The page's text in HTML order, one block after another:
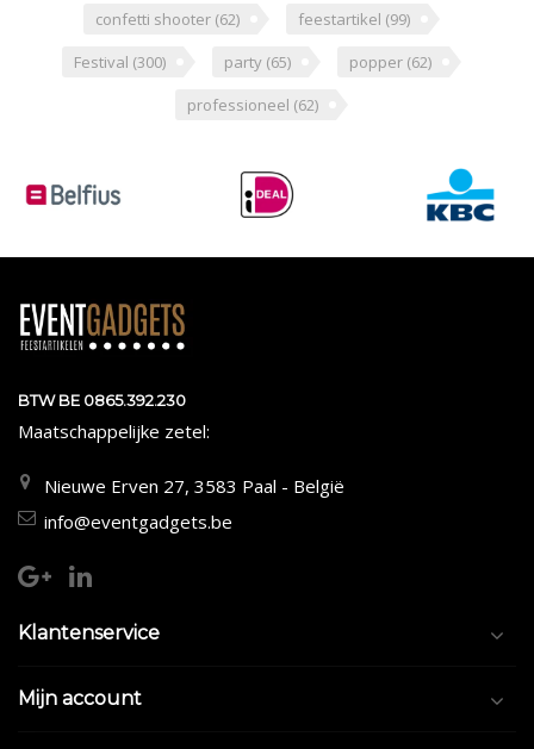
confetti shooter (62) feestartikel (99)
Festival (300) party (65) popper (62)
professioneel (62)
BTW BE 0865.392.230
Maatschappelijke zetel:
Nieuwe Erven 27, 3583 Paal - België
info@eventgadgets.be
Klantenservice
Mijn account